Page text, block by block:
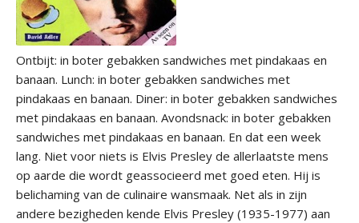
Ontbijt: in boter gebakken sandwiches met pindakaas en
banaan. Lunch: in boter gebakken sandwiches met
pindakaas en banaan. Diner: in boter gebakken sandwiches
met pindakaas en banaan. Avond­snack: in boter gebakken
sandwiches met pindakaas en banaan. En dat een week
lang. Niet voor niets is Elvis Presley de allerlaatste mens
op aarde die wordt geassocieerd met goed eten. Hij is
belichaming van de culinaire wansmaak. Net als in zijn
andere bezigheden kende Elvis Presley (1935­-1977) aan